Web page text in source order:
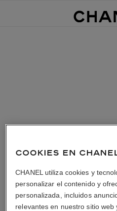
COOKIES EN
CHANEL utiliza cookies y
personalizar el contenido y
personalizada, incluidos
relevantes en nuestro sitio web